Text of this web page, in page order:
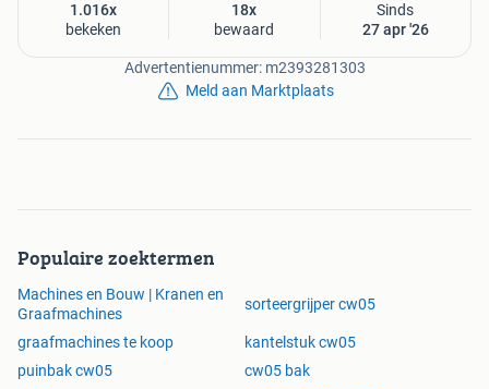
1.016x
bekeken
18x
bewaard
Sinds
27 apr '26
Advertentienummer: m2393281303
Meld aan Marktplaats
Populaire zoektermen
Machines en Bouw | Kranen en
Graafmachines
sorteergrijper cw05
graafmachines te koop
kantelstuk cw05
puinbak cw05
cw05 bak